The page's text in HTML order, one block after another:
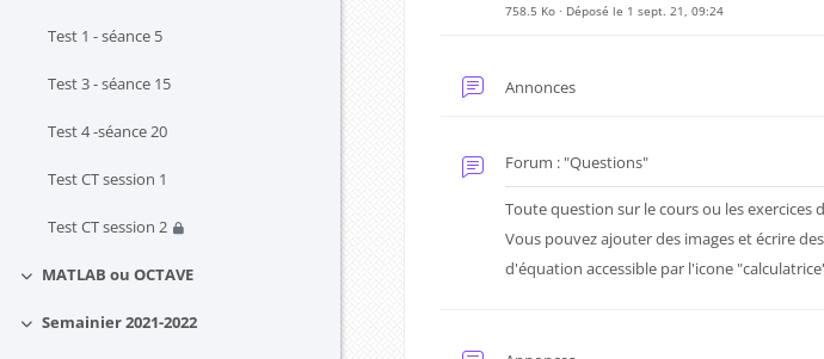
Test 1 - séance 5
Test 3 - séance 15
Test 4 -séance 20
Test CT session 1
Test CT session 2
Replier
MATLAB ou OCTAVE
Replier
Semainier 2021-2022
758.5 Ko · Déposé le 1 sept. 21, 09:24
Annonces
Forum : "Questions"
Toute question sur le cours ou les
Vous pouvez ajouter des images et écrire
d'équation accessible par l'icone